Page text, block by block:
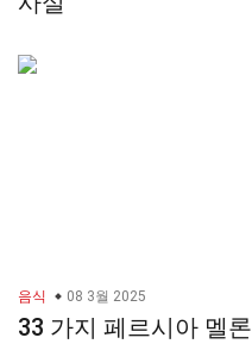
음식 08 3월 2025
33 가지 페르시아 멜론